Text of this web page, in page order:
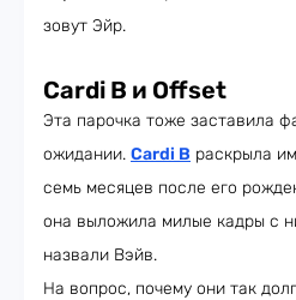
зовут Эйр.
Cardi B и Offset
Эта парочка тоже заставила
ожидании. Cardi B раскрыла
семь месяцев после его
она выложила милые кадры с
назвали Вэйв.
На вопрос, почему они так